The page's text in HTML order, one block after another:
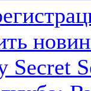
Secret